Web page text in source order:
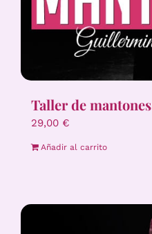
Taller de mantones
29,00 €
Añadir al carrito